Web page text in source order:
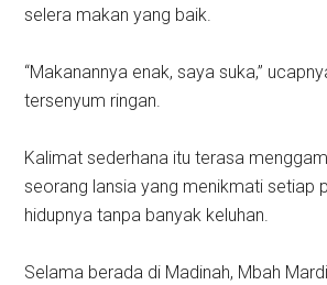
selera makan yang baik.
“Makanannya enak, saya suka,”
tersenyum ringan.
Kalimat sederhana itu terasa
seorang lansia yang menikmati setiap
hidupnya tanpa banyak keluhan.
Selama berada di Madinah, Mbah